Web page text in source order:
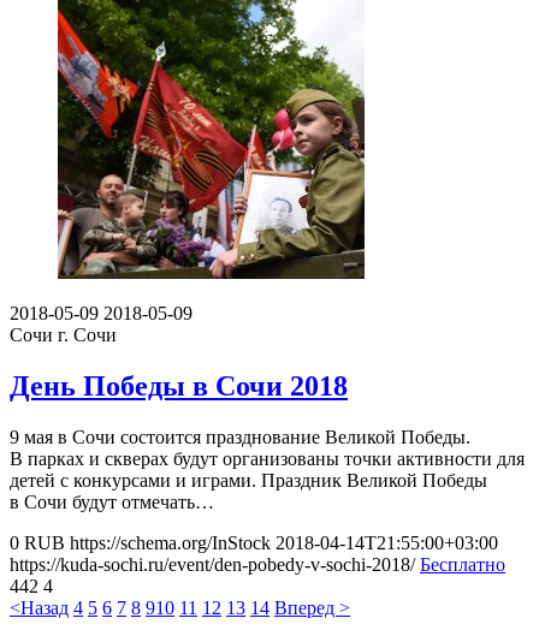
2018-05-09 2018-05-09
Сочи г. Сочи
День Победы в Сочи 2018
9 мая в Сочи состоится празднование Великой Победы.
В парках и скверах будут организованы точки активности для
детей с конкурсами и играми. Праздник Великой Победы
в Сочи будут отмечать…
0 RUB https://schema.org/InStock 2018-04-14T21:55:00+03:00
https://kuda-sochi.ru/event/den-pobedy-v-sochi-2018/ Бесплатно
442 4
<Назад 4 5 6 7 8 910 11 12 13 14 Вперед >